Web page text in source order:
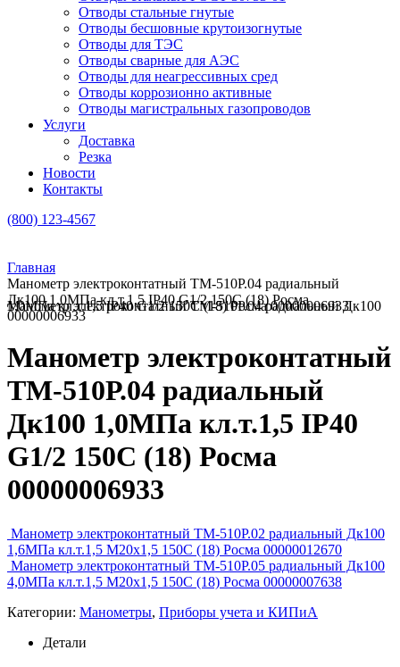
Отводы стальные гнутые
Отводы бесшовные крутоизогнутые
Отводы для ТЭС
Отводы сварные для АЭС
Отводы для неагрессивных сред
Отводы коррозионно активные
Отводы магистральных газопроводов
Услуги
Доставка
Резка
Новости
Контакты
(800) 123-4567
Главная
Манометр электроконтатный ТМ-510Р.04 радиальный
Дк100 1,0МПа кл.т.1,5 IP40 G1/2 150C (18) Росма
00000006933
Манометр электроконтатный ТМ-510Р.04 радиальный Дк100 1,0МПа кл.т.1,5 IP40 G1/2 150C (18) Росма 00000006933
Манометр электроконтатный
ТМ-510Р.04 радиальный
Дк100 1,0МПа кл.т.1,5 IP40
G1/2 150C (18) Росма
00000006933
Манометр электроконтатный ТМ-510Р.02 радиальный Дк100
1,6МПа кл.т.1,5 М20х1,5 150C (18) Росма 00000012670
Манометр электроконтатный ТМ-510Р.05 радиальный Дк100
4,0МПа кл.т.1,5 М20х1,5 150C (18) Росма 00000007638
Категории: Манометры, Приборы учета и КИПиА
Детали